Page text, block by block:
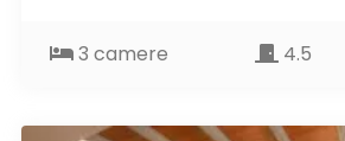
3 camere 4.5